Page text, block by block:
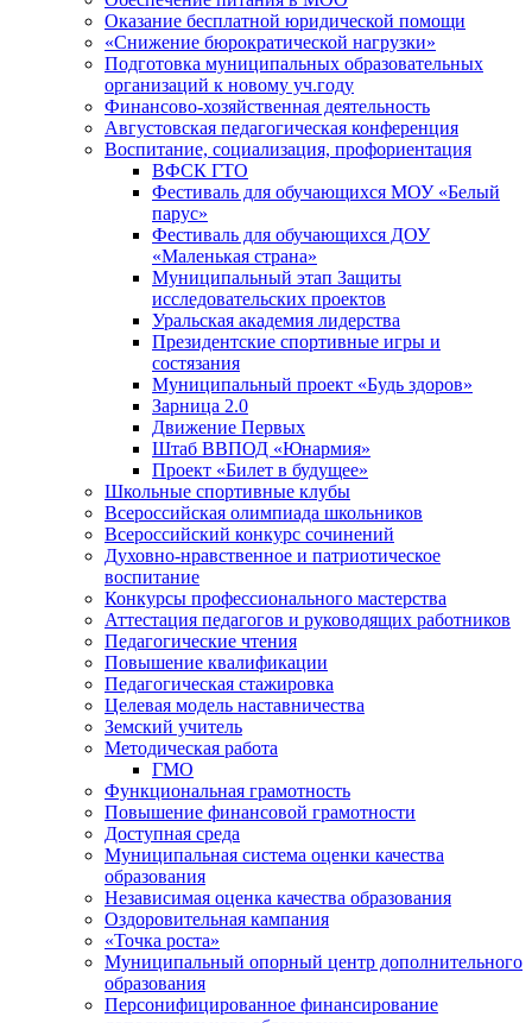
Оказание бесплатной юридической помощи
«Снижение бюрократической нагрузки»
Подготовка муниципальных образовательных
организаций к новому уч.году
Финансово-хозяйственная деятельность
Августовская педагогическая конференция
Воспитание, социализация, профориентация
ВФСК ГТО
Фестиваль для обучающихся МОУ «Белый
парус»
Фестиваль для обучающихся ДОУ
«Маленькая страна»
Муниципальный этап Защиты
исследовательских проектов
Уральская академия лидерства
Президентские спортивные игры и
состязания
Муниципальный проект «Будь здоров»
Зарница 2.0
Движение Первых
Штаб ВВПОД «Юнармия»
Проект «Билет в будущее»
Школьные спортивные клубы
Всероссийская олимпиада школьников
Всероссийский конкурс сочинений
Духовно-нравственное и патриотическое
воспитание
Конкурсы профессионального мастерства
Аттестация педагогов и руководящих работников
Педагогические чтения
Повышение квалификации
Педагогическая стажировка
Целевая модель наставничества
Земский учитель
Методическая работа
ГМО
Функциональная грамотность
Повышение финансовой грамотности
Доступная среда
Муниципальная система оценки качества
образования
Независимая оценка качества образования
Оздоровительная кампания
«Точка роста»
Муниципальный опорный центр дополнительного
образования
Персонифицированное финансирование